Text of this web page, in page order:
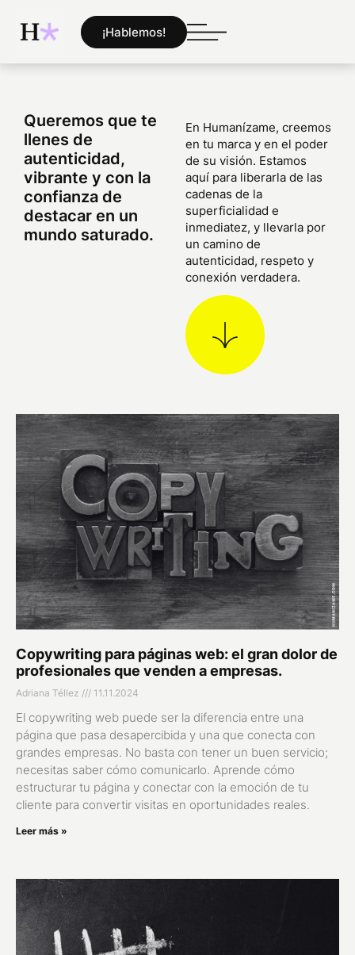
¡Hablemos!
Queremos que te
llenes de
autenticidad,
vibrante y con la
confianza de
destacar en un
mundo saturado.
En Humanízame, creemos
en tu marca y en el poder
de su visión. Estamos
aquí para liberarla de las
cadenas de la
superficialidad e
inmediatez, y llevarla por
un camino de
autenticidad, respeto y
conexión verdadera.
Copywriting para páginas web: el gran dolor de
profesionales que venden a empresas.
Adriana Téllez 11.11.2024
El copywriting web puede ser la diferencia entre una
página que pasa desapercibida y una que conecta con
grandes empresas. No basta con tener un buen servicio;
necesitas saber cómo comunicarlo. Aprende cómo
estructurar tu página y conectar con la emoción de tu
cliente para convertir visitas en oportunidades reales.
Leer más »